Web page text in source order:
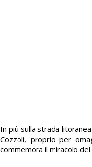
In più sulla strada
Cozzoli, proprio per
commemora il miracolo